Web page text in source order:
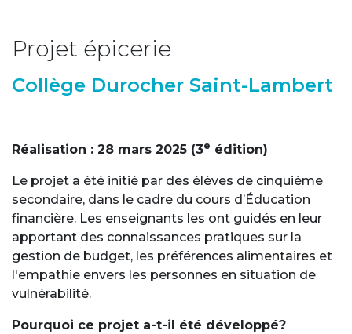
Projet épicerie
Collège Durocher Saint-Lambert
Réalisation : 28 mars 2025 (3e édition)
Le projet a été initié par des élèves de cinquième
secondaire, dans le cadre du cours d’Éducation
financière. Les enseignants les ont guidés en leur
apportant des connaissances pratiques sur la
gestion de budget, les préférences alimentaires et
l'empathie envers les personnes en situation de
vulnérabilité.
Pourquoi ce projet a-t-il été développé?